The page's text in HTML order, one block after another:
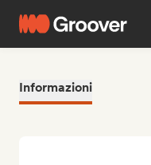
Informazioni